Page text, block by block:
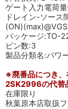
ゲート入力電荷
ドレイン-ソース
パッケージ:TO-
ピン数:3
製品分類名:パワ
※廃番品につき、
2SK2996の代替
在庫限り
秋葉原本店取扱